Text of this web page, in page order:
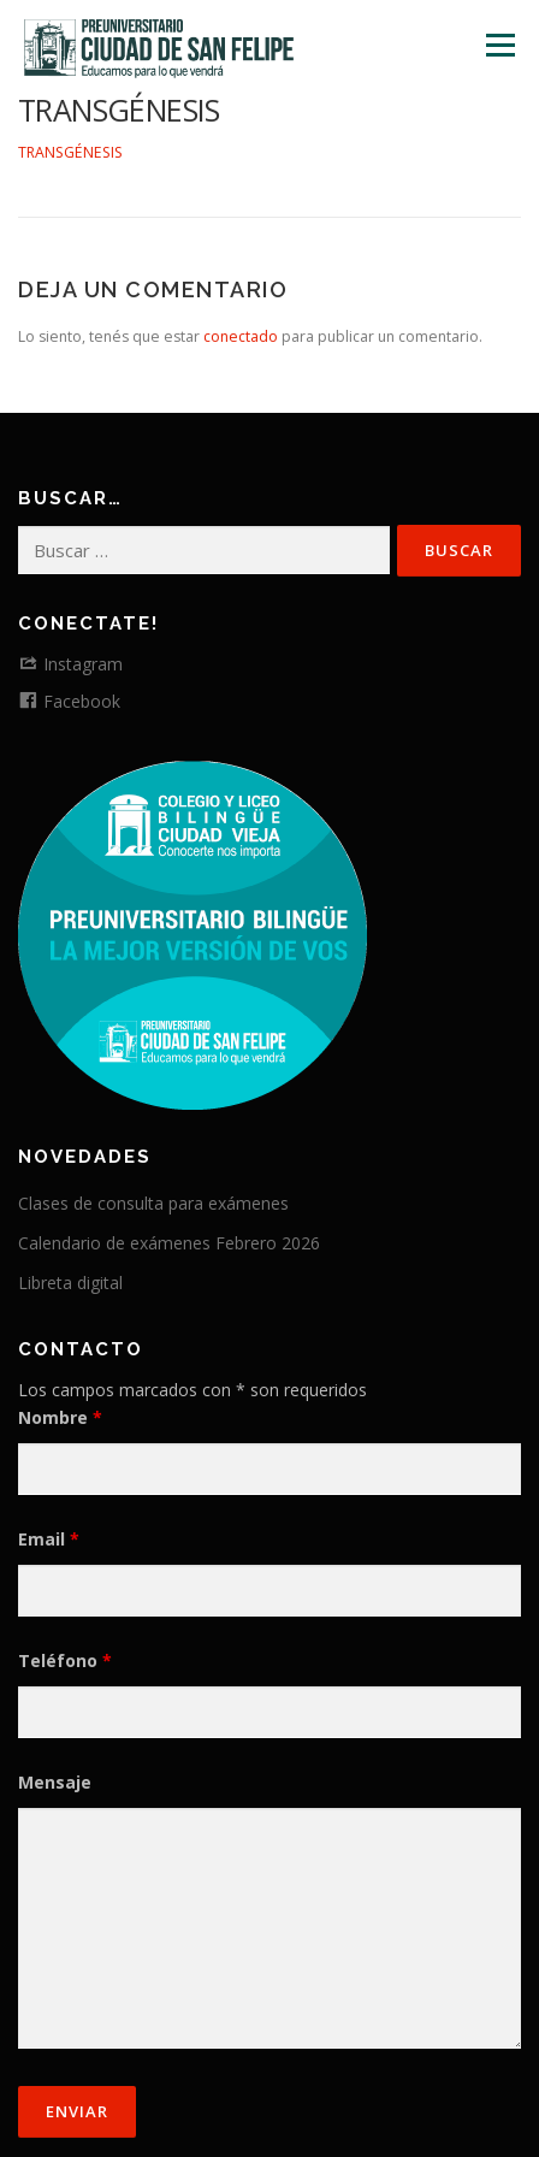
contenido
Menú
TRANSGÉNESIS
TRANSGÉNESIS
DEJA UN COMENTARIO
Lo siento, tenés que estar conectado para publicar un comentario.
BUSCAR…
CONECTATE!
Instagram
Facebook
NOVEDADES
Clases de consulta para exámenes
Calendario de exámenes Febrero 2026
Libreta digital
CONTACTO
Los campos marcados con * son requeridos
Nombre *
Email *
Teléfono *
Mensaje